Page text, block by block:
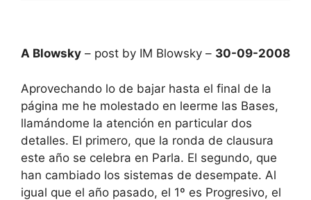
A Blowsky – post by IM Blowsky – 30-09-2008
Aprovechando lo de bajar hasta el final de la
página me he molestado en leerme las Bases,
llamándome la atención en particular dos
detalles. El primero, que la ronda de clausura
este año se celebra en Parla. El segundo, que
han cambiado los sistemas de desempate. Al
igual que el año pasado, el 1º es Progresivo, el